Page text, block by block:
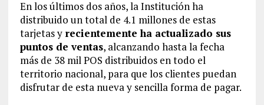
En los últimos dos años, la Institución ha
distribuido un total de 4.1 millones de estas
tarjetas y recientemente ha actualizado sus
puntos de ventas, alcanzando hasta la fecha
más de 38 mil POS distribuidos en todo el
territorio nacional, para que los clientes puedan
disfrutar de esta nueva y sencilla forma de pagar.